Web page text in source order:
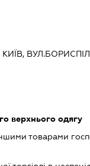
КИЇВ,
верхнього одягу
товарами